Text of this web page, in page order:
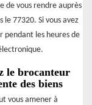
de vous rendre auprès
le 77320. Si vous avez
pendant les heures de
le brocanteur
des biens
vous amener à